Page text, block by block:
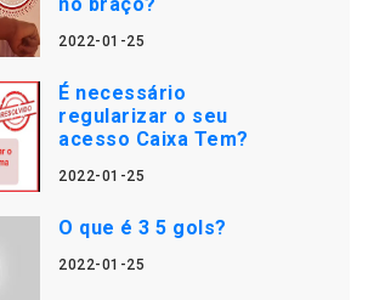
2022-01-25
É necessário
regularizar o seu
acesso Caixa Tem?
2022-01-25
O que é 3 5 gols?
2022-01-25